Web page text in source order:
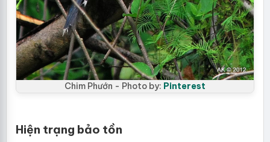
Chim Phướn - Photo by: Pinterest
Hiện trạng bảo tồn